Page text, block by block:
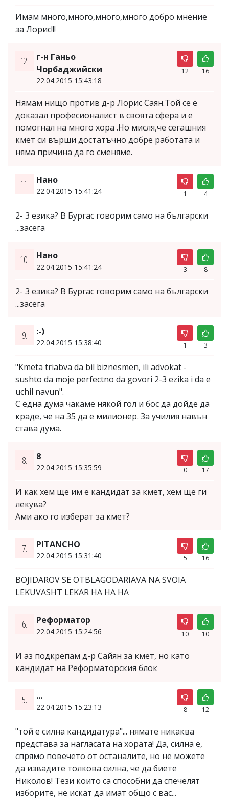
Имам много,много,много,много добро мнение
за Лорис!!!
12.
г-н Ганьо
Чорбаджийски
22.04.2015 15:43:18
12 16
Нямам нищо против д-р Лорис Саян.Той се е
доказал професионалист в своята сфера и е
помогнал на много хора .Но мисля,че сегашния
кмет си върши достатъчно добре работата и
няма причина да го сменяме.
11. Нано
22.04.2015 15:41:24 1 4
2- 3 eзика? В Бургас говорим само на български
...засега
10. Нано
22.04.2015 15:41:24 3 8
2- 3 eзика? В Бургас говорим само на български
...засега
9. :-)
22.04.2015 15:38:40 1 3
"Kmeta triabva da bil biznesmen, ili advokat -
sushto da moje perfectno da govori 2-3 ezika i da e
uchil navun".
С една дума чакаме някой гол и бос да дойде да
краде, че на 35 да е милионер. За училия навън
става дума.
8. 8
22.04.2015 15:35:59 0 17
И как хем ще им е кандидат за кмет, хем ще ги
лекува?
Ами ако го изберат за кмет?
7. PITANCHO
22.04.2015 15:31:40 5 16
BOJIDAROV SE OTBLAGODARIAVA NA SVOIA
LEKUVASHT LEKAR HA HA HA
6. Реформатор
22.04.2015 15:24:56 10 10
И аз подкрепам д-р Сайян за кмет, но като
кандидат на Реформаторския блок
5. ...
22.04.2015 15:23:13 8 12
"той е силна кандидатура"... нямате никаква
представа за нагласата на хората! Да, силна е,
спрямо повечето от останалите, но не можете
да извадите толкова силна, че да биете
Николов! Тези които са способни да спечелят
изборите, не искат да имат общо с вас...